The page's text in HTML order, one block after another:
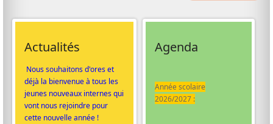
Actualités
Nous souhaitons d'ores et
déjà la bienvenue à tous les
jeunes nouveaux internes qui
vont nous rejoindre pour
cette nouvelle année !
Agenda
Année scolaire
2026/2027 :